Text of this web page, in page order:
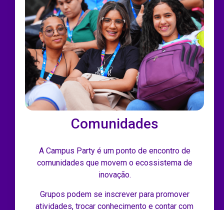
Comunidades
A Campus Party é um ponto de encontro de
comunidades que movem o ecossistema de
inovação.
Grupos podem se inscrever para promover
atividades, trocar conhecimento e contar com